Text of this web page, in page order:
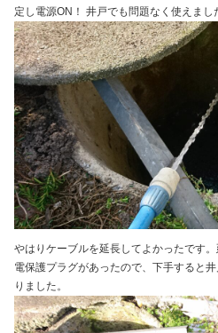
定し電源ON！ 井戸でも問題なく使えま
やはりケーブルを延長してよかったです
電保護プラグがあったので、下手すると
りました。